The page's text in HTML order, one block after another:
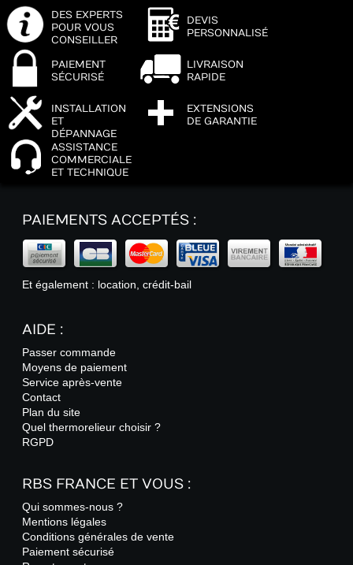
DES EXPERTS
POUR VOUS
CONSEILLER
DEVIS
PERSONNALISÉ
PAIEMENT
SÉCURISÉ
LIVRAISON
RAPIDE
INSTALLATION
ET
DÉPANNAGE
EXTENSIONS
DE GARANTIE
ASSISTANCE
COMMERCIALE
ET TECHNIQUE
PAIEMENTS ACCEPTÉS :
Et également : location, crédit-bail
AIDE :
Passer commande
Moyens de paiement
Service après-vente
Contact
Plan du site
Quel thermorelieur choisir ?
RGPD
RBS FRANCE ET VOUS :
Qui sommes-nous ?
Mentions légales
Conditions générales de vente
Paiement sécurisé